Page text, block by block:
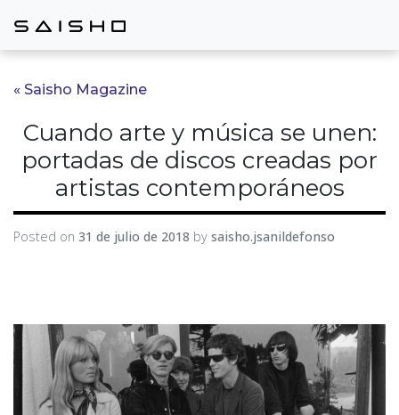
« Saisho Magazine
Cuando arte y música se unen:
portadas de discos creadas por
artistas contemporáneos
Posted on 31 de julio de 2018 by saisho.jsanildefonso